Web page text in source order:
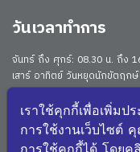
วันเวลาทำการ
จันทร์ ถึง ศุกร์: 08.30 น. ถึง
เสาร์ อาทิตย์ วันหยุดนักขัตฤก
Work From Anywhere
ดูประกาศนโยบาย
จำนวนผู้เยี่ยมชม: 175791
เราใช้คุกกี้เพื่อเพิ่ม
การใช้งานเว็บไซต์
การใช้คุกกี้ได้ โดยค